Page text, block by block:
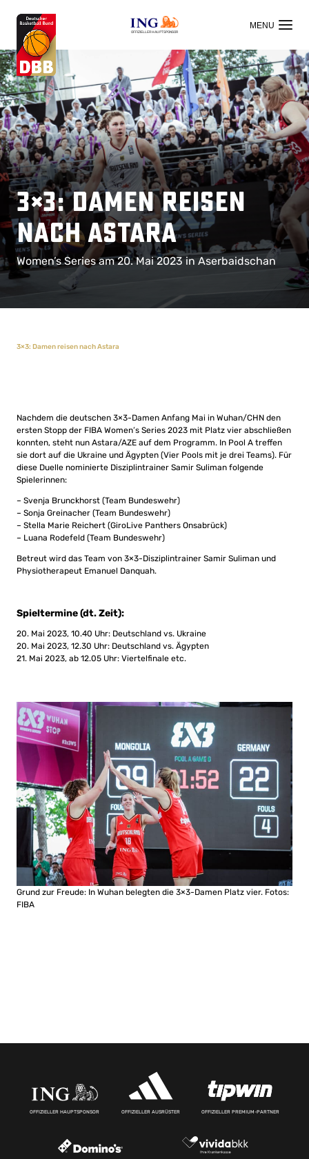
OFFIZIELLER HAUPTSPONSOR
3×3: Damen reisen
nach Astara
Women’s Series am 20. Mai 2023 in Aserbaidschan
3×3: Damen reisen nach Astara
Nachdem die deutschen 3×3-Damen Anfang Mai in Wuhan/CHN den
ersten Stopp der FIBA Women’s Series 2023 mit Platz vier abschließen
konnten, steht nun Astara/AZE auf dem Programm. In Pool A treffen
sie dort auf die Ukraine und Ägypten (Vier Pools mit je drei Teams). Für
diese Duelle nominierte Disziplintrainer Samir Suliman folgende
Spielerinnen:
– Svenja Brunckhorst (Team Bundeswehr)
– Sonja Greinacher (Team Bundeswehr)
– Stella Marie Reichert (GiroLive Panthers Onsabrück)
– Luana Rodefeld (Team Bundeswehr)
Betreut wird das Team von 3×3-Disziplintrainer Samir Suliman und
Physiotherapeut Emanuel Danquah.
Spieltermine (dt. Zeit):
20. Mai 2023, 10.40 Uhr: Deutschland vs. Ukraine
20. Mai 2023, 12.30 Uhr: Deutschland vs. Ägypten
21. Mai 2023, ab 12.05 Uhr: Viertelfinale etc.
Grund zur Freude: In Wuhan belegten die 3×3-Damen Platz vier. Fotos:
FIBA
OFFIZIELLER HAUPTSPONSOR OFFIZIELLER AUSRÜSTER OFFIZIELLER PREMIUM-PARTNER